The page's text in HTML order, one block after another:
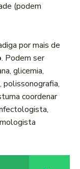
(podem
por mais de
. Podem ser
glicemia,
polissonografia,
coordenar